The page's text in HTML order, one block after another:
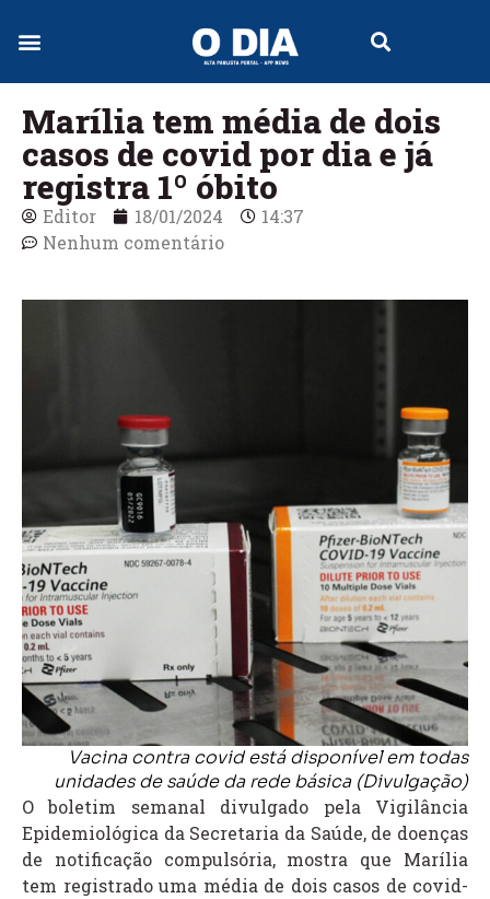
Marília tem média de dois
casos de covid por dia e já
registra 1º óbito
Editor 18/01/2024
14:37
Nenhum comentário
Vacina contra covid está disponível em todas
unidades de saúde da rede básica (Divulgação)
O boletim semanal divulgado pela Vigilância
Epidemiológica da Secretaria da Saúde, de doenças
de notificação compulsória, mostra que Marília
tem registrado uma média de dois casos de covid-